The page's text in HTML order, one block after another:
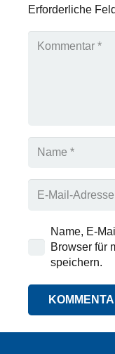
Erforderliche
Name, E-
Browser für
speichern.